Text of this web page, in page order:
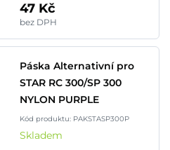
47 Kč
bez DPH
Páska Alternativní pro
STAR RC 300/SP 300
NYLON PURPLE
Kód produktu: PAKSTASP300P
Skladem